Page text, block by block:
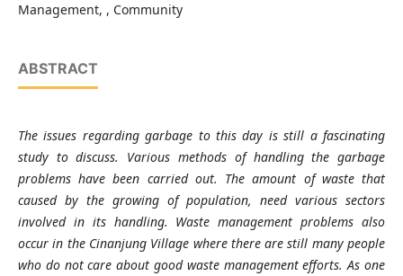
Management, , Community
ABSTRACT
The issues regarding garbage to this day is still a fascinating
study to discuss. Various methods of handling the garbage
problems have been carried out. The amount of waste that
caused by the growing ofpopulation, need various sectors
involved in its handling. Waste management problems also
occur in the Cinanjung Village where there are still many people
who do not care about good waste management efforts. As one